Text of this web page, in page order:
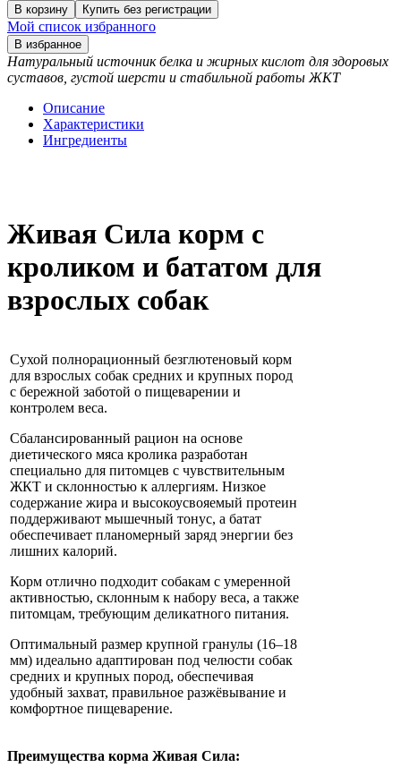
В корзину Купить без регистрации
Мой список избранного
В избранное
Натуральный источник белка и жирных кислот для здоровых
суставов, густой шерсти и стабильной работы ЖКТ
Описание
Характеристики
Ингредиенты
Живая Сила корм с
кроликом и бататом для
взрослых собак
Сухой полнорационный безглютеновый корм
для взрослых собак средних и крупных пород
с бережной заботой о пищеварении и
контролем веса.
Сбалансированный рацион на основе
диетического мяса кролика разработан
специально для питомцев с чувствительным
ЖКТ и склонностью к аллергиям. Низкое
содержание жира и высокоусвояемый протеин
поддерживают мышечный тонус, а батат
обеспечивает планомерный заряд энергии без
лишних калорий.
Корм отлично подходит собакам с умеренной
активностью, склонным к набору веса, а также
питомцам, требующим деликатного питания.
Оптимальный размер крупной гранулы (16–18
мм) идеально адаптирован под челюсти собак
средних и крупных пород, обеспечивая
удобный захват, правильное разжёвывание и
комфортное пищеварение.
Преимущества корма Живая Сила: